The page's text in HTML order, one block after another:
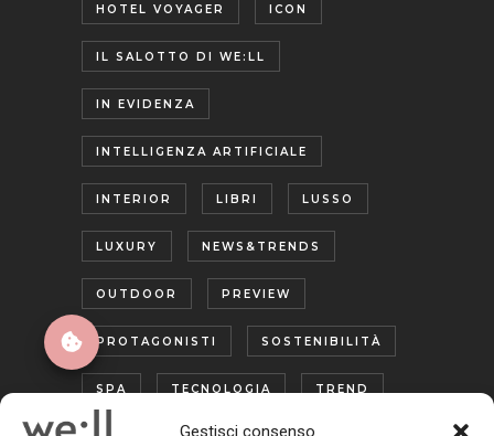
Gestisci consenso
HOTEL VOYAGER ICON
IL SALOTTO DI WE:LL
IN EVIDENZA
INTELLIGENZA ARTIFICIALE
INTERIOR LIBRI LUSSO
LUXURY NEWS&TRENDS
OUTDOOR PREVIEW
PROTAGONISTI SOSTENIBILITÀ
SPA TECNOLOGIA TREND